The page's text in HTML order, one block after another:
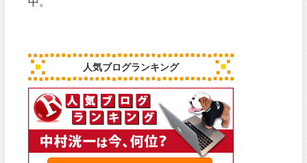
人気ブログランキング